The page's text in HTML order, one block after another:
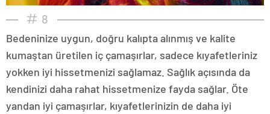
8
Bedeninize uygun, doğru kalıpta alınmış ve kalite
kumaştan üretilen iç çamaşırlar, sadece kıyafetleriniz
yokken iyi hissetmenizi sağlamaz. Sağlık açısında da
kendinizi daha rahat hissetmenize fayda sağlar. Öte
yandan iyi çamaşırlar, kıyafetlerinizin de daha iyi